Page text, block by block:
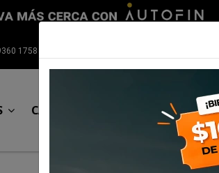
1758
CASCOS EQUIPAMIENTO